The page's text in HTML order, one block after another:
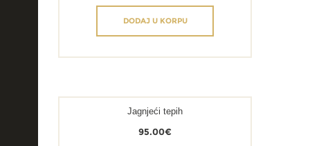
DODAJ U KORPU
Jagnjeći tepih
95.00€